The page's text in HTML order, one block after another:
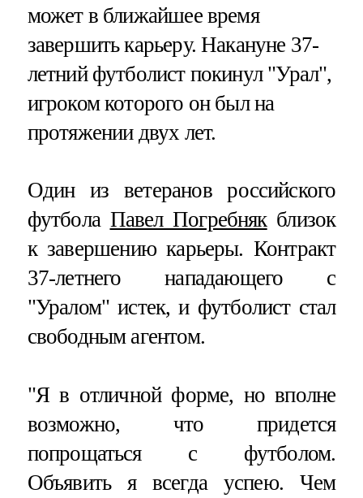
может в ближайшее время
завершить карьеру. Накануне 37-
летний футболист покинул "Урал",
игроком которого он был на
протяжении двух лет.
Один из ветеранов российского
футбола Павел Погребнякблизок
к завершению карьеры. Контракт
37-летнего нападающего с
"Уралом" истек, и футболист стал
свободным агентом.
"Я в отличной форме, но вполне
возможно, что придется
попрощаться с футболом.
Объявить я всегда успею. Чем